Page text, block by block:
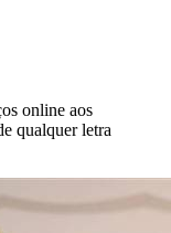
online aos
qualquer letra